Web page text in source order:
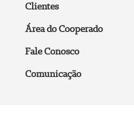
Clientes
Área do Cooperado
Fale Conosco
Comunicação